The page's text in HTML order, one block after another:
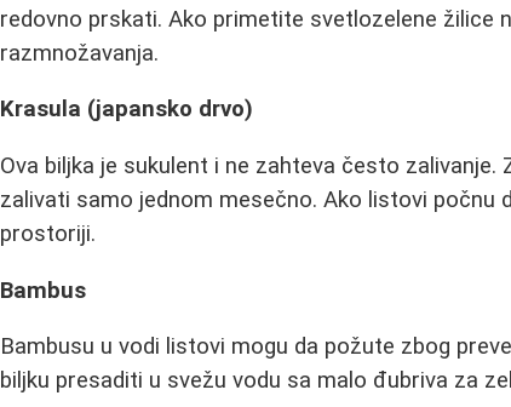
redovno prskati. Ako primetite svetlozelene žilice
razmnožavanja.
Krasula (japansko drvo)
Ova biljka je sukulent i ne zahteva često zalivanje.
zalivati samo jednom mesečno. Ako listovi počnu
prostoriji.
Bambus
Bambusu u vodi listovi mogu da požute zbog
biljku presaditi u svežu vodu sa malo đubriva za